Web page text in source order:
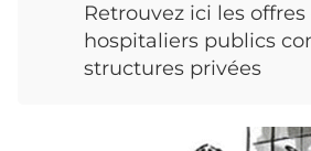
Retrouvez ici les
hospitaliers publics
structures privées